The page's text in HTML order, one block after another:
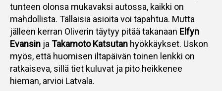
tunteen olonsa mukavaksi autossa, kaikki on
mahdollista. Tällaisia asioita voi tapahtua. Mutta
jälleen kerran Oliverin täytyy pitää takanaan Elfyn
Evansin ja Takamoto Katsutan hyökkäykset. Uskon
myös, että huomisen iltapäivän toinen lenkki on
ratkaiseva, sillä tiet kuluvat ja pito heikkenee
hieman, arvioi Latvala.